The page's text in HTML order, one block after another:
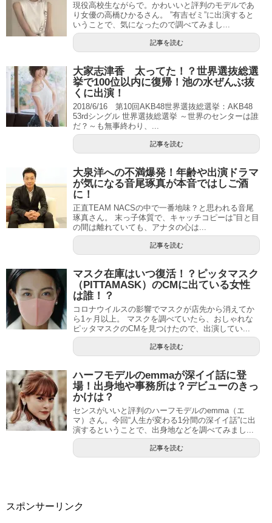
現役高校生ながらで。かわいいと評判のモデルであ
り女優の高橋ひかるさん。 ”有吉ゼミ”に出演すると
いうことで、気になったので調べてみまし...
記事を読む
大家志津香 太ってた！？世界選抜総選
挙で100位以内に復帰！池の水ぜんぶ抜
くに出演！
2018/6/16 第10回AKB48世界選抜総選挙：AKB48
53rdシングル 世界選抜総選挙 ～世界のセンターは誰
だ？～も無事終わり、...
記事を読む
大泉洋への不満爆発！年齢や出演ドラマ
が気になる音尾琢真が本音ではしご酒
に！
正直TEAM NACSの中で一番地味？と思われる音尾
琢真さん。 末っ子体質で、キャッチコピーは”目と目
の間は離れていても、アナタの心は...
記事を読む
マスク在庫はいつ復活！？ピッタマスク
（PITTAMASK）のCMに出ている女性
は誰！？
コロナウイルスの影響でマスクが店先から消えてか
ら1ヶ月以上。 マスクを調べていたら、おしゃれな
ピッタマスクのCMを見つけたので、出演してい...
記事を読む
ハーフモデルのemmaが深イイ話に登
場！出身地や事務所は？デビューのきっ
かけは？
センスがいいと評判のハーフモデルのemma（エ
マ）さん。今回“人生が変わる1分間の深イイ話”に出
演するということで、出身地などを調べてみまし...
記事を読む
スポンサーリンク